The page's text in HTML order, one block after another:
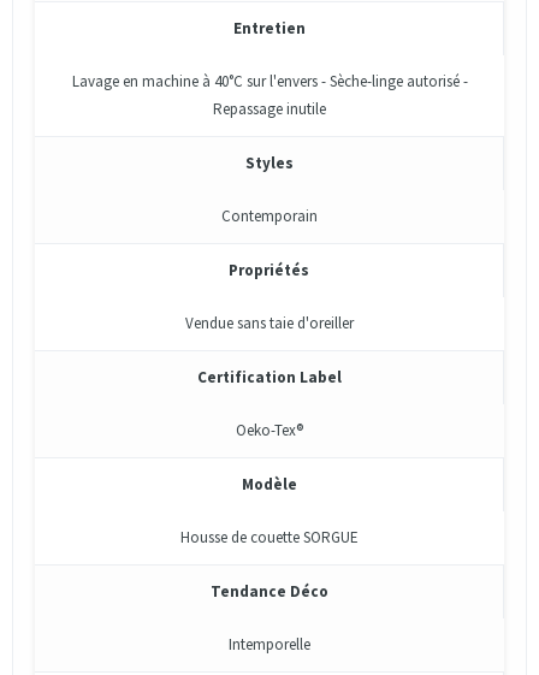
Entretien
Lavage en machine à 40°C sur l'envers - Sèche-linge autorisé -
Repassage inutile
Styles
Contemporain
Propriétés
Vendue sans taie d'oreiller
Certification Label
Oeko-Tex®
Modèle
Housse de couette SORGUE
Tendance Déco
Intemporelle